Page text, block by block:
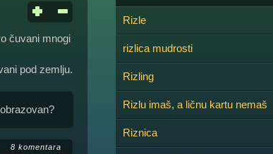
čuvani mnogi
pod zemlju.
8 komentara
Rizle
rizlica mudrosti
Rizling
Rizlu imaš, a ličnu kartu nemaš
Riznica